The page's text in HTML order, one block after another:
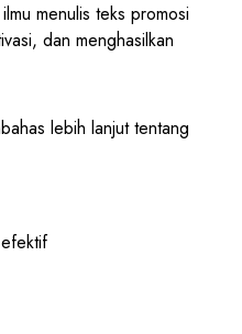
menulis teks promosi
dan menghasilkan
lebih lanjut tentang